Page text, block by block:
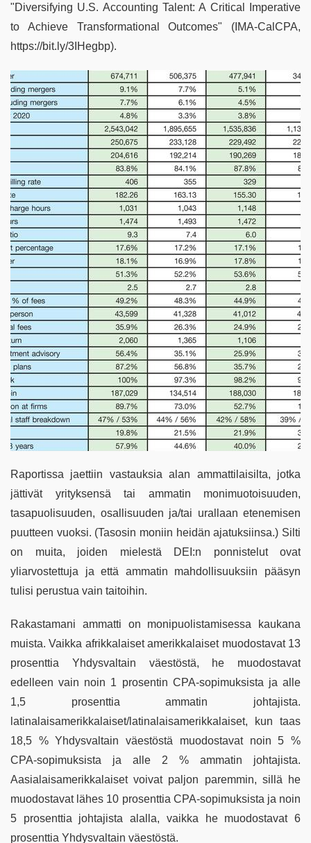
"Diversifying U.S. Accounting Talent: A Critical Imperative
to Achieve Transformational Outcomes" (IMA-CalCPA,
https://bit.ly/3IHegbp).
Raportissa jaettiin vastauksia alan ammattilaisilta, jotka
jättivät yrityksensä tai ammatin monimuotoisuuden,
tasapuolisuuden, osallisuuden ja/tai urallaan etenemisen
puutteen vuoksi. (Tasosin moniin heidän ajatuksiinsa.) Silti
on muita, joiden mielestä DEI:n ponnistelut ovat
yliarvostettuja ja että ammatin mahdollisuuksiin pääsyn
tulisi perustua vain taitoihin.
Rakastamani ammatti on monipuolistamisessa kaukana
muista. Vaikka afrikkalaiset amerikkalaiset muodostavat 13
prosenttia Yhdysvaltain väestöstä, he muodostavat
edelleen vain noin 1 prosentin CPA-sopimuksista ja alle
1,5 prosenttia ammatin johtajista.
latinalaisamerikkalaiset/latinalaisamerikkalaiset, kun taas
18,5 % Yhdysvaltain väestöstä muodostavat noin 5 %
CPA-sopimuksista ja alle 2 % ammatin johtajista.
Aasialaisamerikkalaiset voivat paljon paremmin, sillä he
muodostavat lähes 10 prosenttia CPA-sopimuksista ja noin
5 prosenttia johtajista alalla, vaikka he muodostavat 6
prosenttia Yhdysvaltain väestöstä.